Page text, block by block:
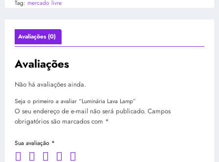
Tag: mercado livre
Avaliações (0)
Avaliações
Não há avaliações ainda.
Seja o primeiro a avaliar “Luminária Lava Lamp”
O seu endereço de e-mail não será publicado. Campos
obrigatórios são marcados com *
Sua avaliação *